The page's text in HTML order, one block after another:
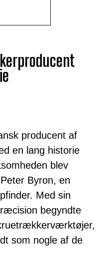
producent af
en lang historie
blev
Byron, en
Med sin
begyndte
som nogle af de